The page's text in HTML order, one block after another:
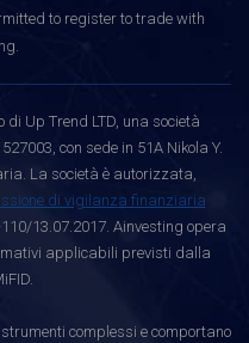
to register to trade with
Up Trend LTD, una società
con sede in 51A Nikola Y.
La società è autorizzata,
di vigilanza finanziaria
13.07.2017. Ainvesting opera
applicabili previsti dalla
strumenti complessi e comportano